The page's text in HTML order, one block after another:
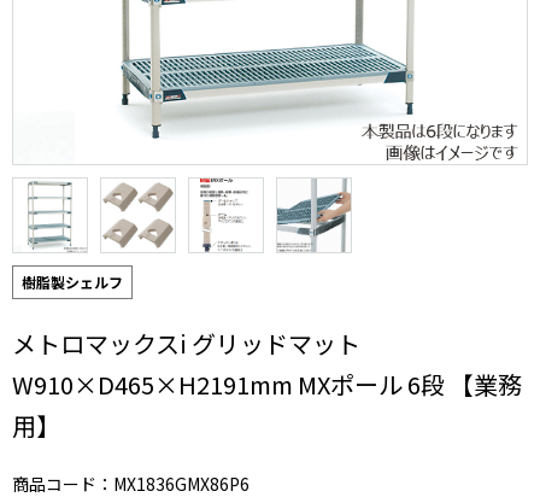
樹脂製シェルフ
メトロマックスi グリッドマット
W910×D465×H2191mm MXポール 6段 【業務
用】
商品コード：MX1836GMX86P6